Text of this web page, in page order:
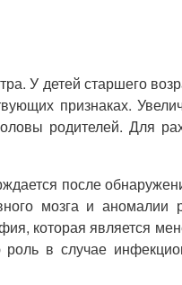
У детей старшего
признаках.
родителей. Для
после
мозга и аномалии
которая является
в случае